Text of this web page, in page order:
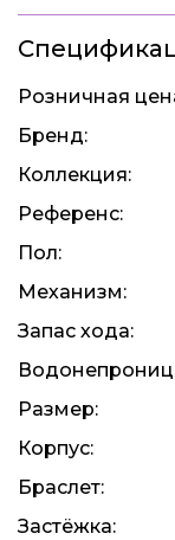
Розничная
Бренд:
Коллекция:
Референс:
Пол:
Механизм:
Запас хода:
Размер:
Корпус:
Браслет:
Застёжка: